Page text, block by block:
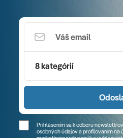
8 kategórií
Prihlásením sa k odberu
osobných údajov a profilovaním